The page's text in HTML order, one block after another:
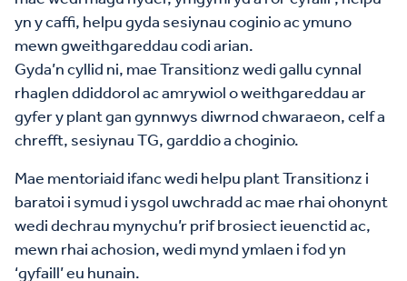
yn y caffi, helpu gyda sesiynau coginio ac ymuno
mewn gweithgareddau codi arian.
Gyda’n cyllid ni, mae Transitionz wedi gallu cynnal
rhaglen ddiddorol ac amrywiol o weithgareddau ar
gyfer y plant gan gynnwys diwrnod chwaraeon, celf a
chrefft, sesiynau TG, garddio a choginio.
Mae mentoriaid ifanc wedi helpu plant Transitionz i
baratoi i symud i ysgol uwchradd ac mae rhai ohonynt
wedi dechrau mynychu’r prif brosiect ieuenctid ac,
mewn rhai achosion, wedi mynd ymlaen i fod yn
‘gyfaill’ eu hunain.